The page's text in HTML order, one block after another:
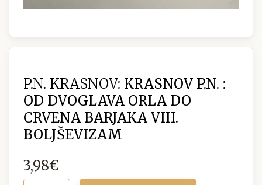
P.N. KRASNOV: KRASNOV P.N. :
OD DVOGLAVA ORLA DO
CRVENA BARJAKA VIII.
BOLJŠEVIZAM
3,98€